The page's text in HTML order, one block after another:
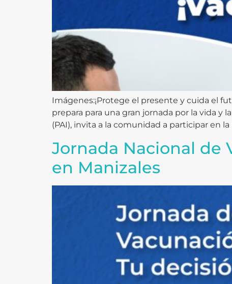
Imágenes:¡Protege el presente y cuida el
prepara para una gran jornada por la vida y
(PAI), invita a la comunidad a participar en la
Jornada Nacional de
en Manizales